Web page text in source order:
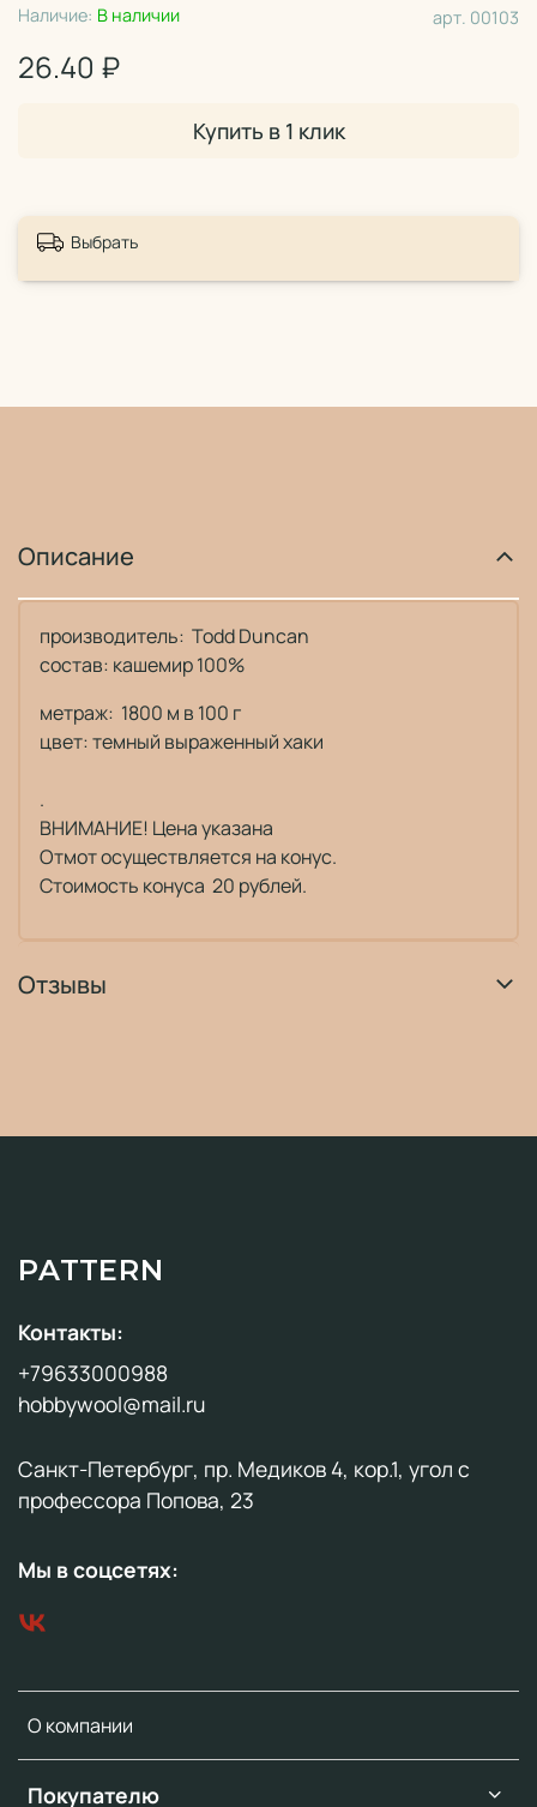
арт. 00103
Наличие: В наличии
26.40 ₽
Купить в 1 клик
Выбрать
Описание
производитель: Todd Dunсan
состав: кашемир 100%
метраж: 1800 м в 100 г
цвет: темный выраженный хаки
.
ВНИМАНИЕ! Цена указана
Отмот осуществляется на конус.
Стоимость конуса 20 рублей.
Отзывы
PATTERN
О компании
Покупателю
Контакты:
+79633000988
hobbywool@mail.ru
Санкт-Петербург, пр. Медиков 4, кор.1, угол с
профессора Попова, 23
Мы в соцсетях: